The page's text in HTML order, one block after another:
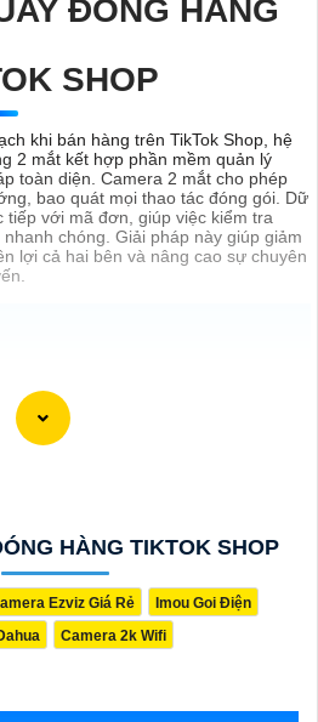
ĐÓNG HÀNG
SHOP
khi bán hàng trên TikTok Shop, hệ
2 mắt kết hợp phần mềm quản lý
toàn diện. Camera 2 mắt cho phép
bao quát mọi thao tác đóng gói. Dữ
với mã đơn, giúp việc kiểm tra
chóng. Giải pháp này giúp giảm
lợi cả hai bên và nâng cao sự chuyên
HÀNG TIKTOK SHOP
Ezviz Giá Rẻ
Imou Goi Điện
Camera 2k Wifi